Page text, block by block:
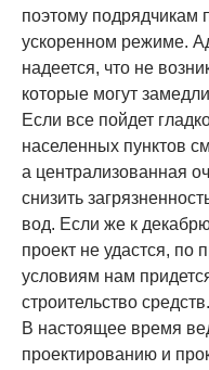
поэтому подрядчикам
ускоренном режиме.
надеется, что не
которые могут
Если все пойдет
населенных пунктов
а централизованная
снизить
вод. Если же к
проект не удастся, по
условиям нам
строительство средств.
В настоящее время
проектированию и